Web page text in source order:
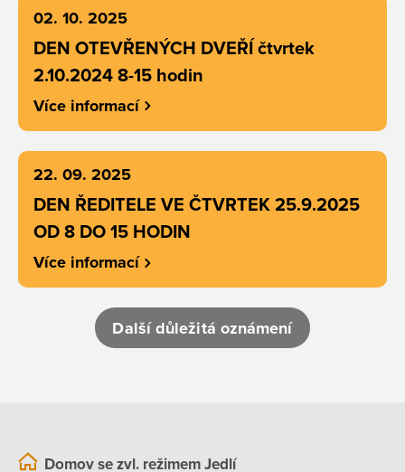
02. 10. 2025
DEN OTEVŘENÝCH DVEŘÍ čtvrtek
2.10.2024 8-15 hodin
Více informací
22. 09. 2025
DEN ŘEDITELE VE ČTVRTEK 25.9.2025
OD 8 DO 15 HODIN
Více informací
Další důležitá oznámení
Domov se zvl. režimem Jedlí